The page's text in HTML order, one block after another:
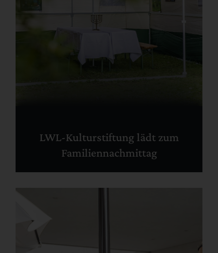
LWL-Kulturstiftung lädt zum
Familiennachmittag